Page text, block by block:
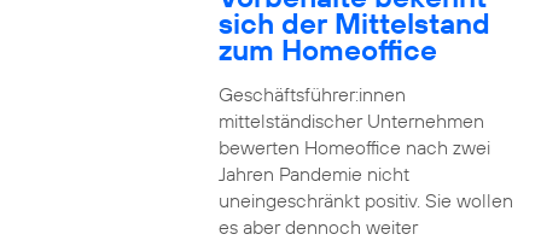
sich der Mittelstand
zum Homeoffice
Geschäftsführer:innen
mittelständischer Unternehmen
bewerten Homeoffice nach zwei
Jahren Pandemie nicht
uneingeschränkt positiv. Sie wollen
es aber dennoch weiter